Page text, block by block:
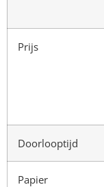
Prijs
Doorlooptijd
Papier